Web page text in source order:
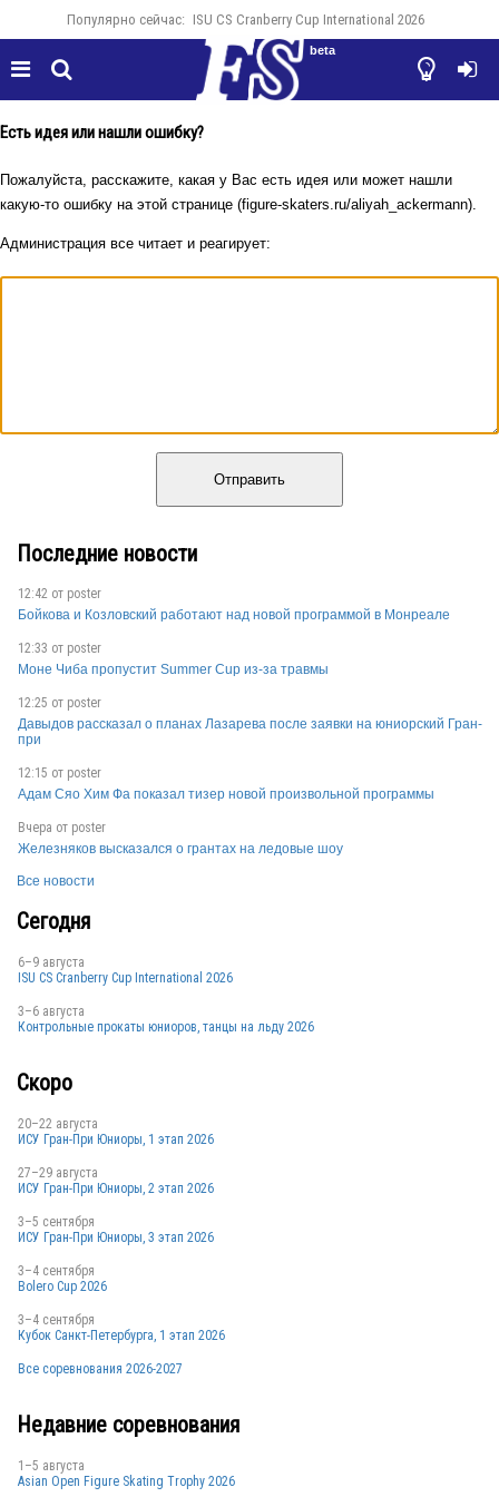
Популярно сейчас: ISU CS Cranberry Cup International 2026
  

beta
Есть идея или нашли ошибку?
Пожалуйста, расскажите, какая у Вас есть идея или может нашли
какую-то ошибку на этой странице (figure-skaters.ru/aliyah_ackermann).
Администрация все читает и реагирует:
Отправить
Последние новости
12:42 от poster
Бойкова и Козловский работают над новой программой в Монреале
12:33 от poster
Моне Чиба пропустит Summer Cup из-за травмы
12:25 от poster
Давыдов рассказал о планах Лазарева после заявки на юниорский Гран-
при
12:15 от poster
Адам Сяо Хим Фа показал тизер новой произвольной программы
Вчера от poster
Железняков высказался о грантах на ледовые шоу
Все новости
Сегодня
6–9 августа
ISU CS Cranberry Cup International 2026
3–6 августа
Контрольные прокаты юниоров, танцы на льду 2026
Скоро
20–22 августа
ИСУ Гран-При Юниоры, 1 этап 2026
27–29 августа
ИСУ Гран-При Юниоры, 2 этап 2026
3–5 сентября
ИСУ Гран-При Юниоры, 3 этап 2026
3–4 сентября
Bolero Cup 2026
3–4 сентября
Кубок Санкт-Петербурга, 1 этап 2026
Все соревнования 2026-2027
Недавние соревнования
1–5 августа
Asian Open Figure Skating Trophy 2026